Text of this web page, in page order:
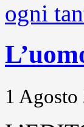
1